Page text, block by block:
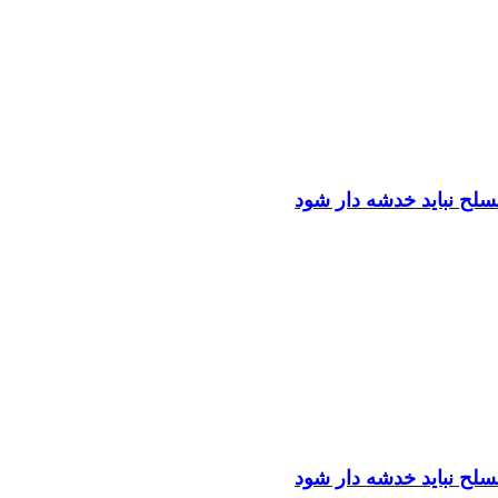
نباید خدشه دار شود
نباید خدشه دار شود